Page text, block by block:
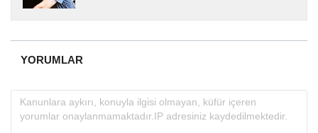
almakta, haber akışı...
YORUMLAR